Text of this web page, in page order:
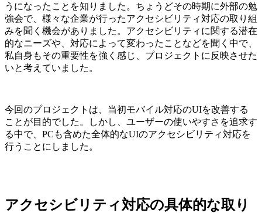
うになったことを知りました。ちょうどその時期に外部の勉
強会で、様々な企業が行ったアクセシビリティ対応の取り組
みを聞く機会がありました。アクセシビリティに関する潜在
的なニーズや、対応によって変わったことなどを聞く中で、
私自身もその重要性を強く感じ、プロジェクトに反映させた
いと考えていました。
今回のプロジェクトは、当初モバイル対応のUIを改善する
ことが目的でした。しかし、ユーザーの使いやすさを追求す
る中で、PCも含めた全体的なUIのアクセシビリティ対応を
行うことにしました。
アクセシビリティ対応の具体的な取り